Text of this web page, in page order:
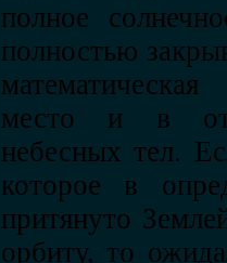
полное
полностью
место и в
небесных тел.
которое в
притянуто
орбиту, то